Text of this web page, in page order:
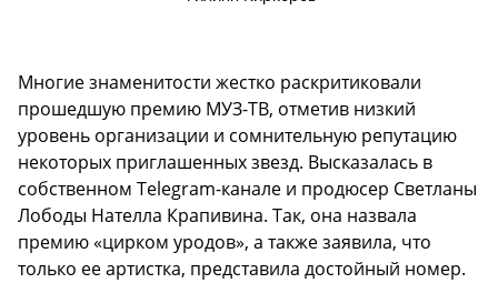
Многие знаменитости жестко раскритиковали
прошедшую премию МУЗ-ТВ, отметив низкий
уровень организации и сомнительную репутацию
некоторых приглашенных звезд. Высказалась в
собственном Telegram-канале и продюсер Светланы
Лободы Нателла Крапивина. Так, она назвала
премию «цирком уродов», а также заявила, что
только ее артистка, представила достойный номер.